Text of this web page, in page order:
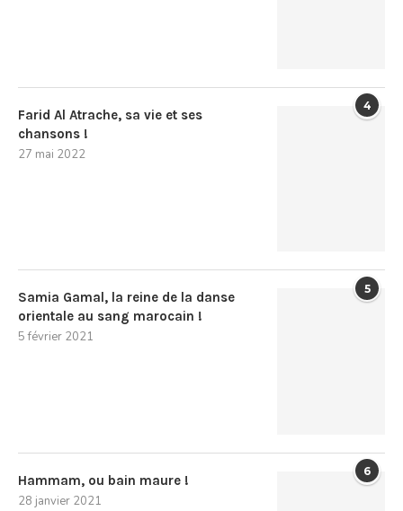
4
Farid Al Atrache, sa vie et ses
chansons !
27 mai 2022
5
Samia Gamal, la reine de la danse
orientale au sang marocain !
5 février 2021
6
Hammam, ou bain maure !
28 janvier 2021